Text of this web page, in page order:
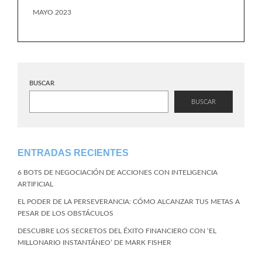
MAYO 2023
BUSCAR
BUSCAR
ENTRADAS RECIENTES
6 BOTS DE NEGOCIACIÓN DE ACCIONES CON INTELIGENCIA
ARTIFICIAL
EL PODER DE LA PERSEVERANCIA: CÓMO ALCANZAR TUS METAS A
PESAR DE LOS OBSTÁCULOS
DESCUBRE LOS SECRETOS DEL ÉXITO FINANCIERO CON ‘EL
MILLONARIO INSTANTÁNEO’ DE MARK FISHER